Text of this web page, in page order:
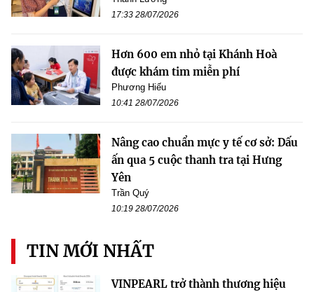
17:33 28/07/2026
Hơn 600 em nhỏ tại Khánh Hoà
được khám tim miễn phí
Phương Hiếu
10:41 28/07/2026
Nâng cao chuẩn mực y tế cơ sở: Dấu
ấn qua 5 cuộc thanh tra tại Hưng
Yên
Trần Quý
10:19 28/07/2026
TIN MỚI NHẤT
VINPEARL trở thành thương hiệu